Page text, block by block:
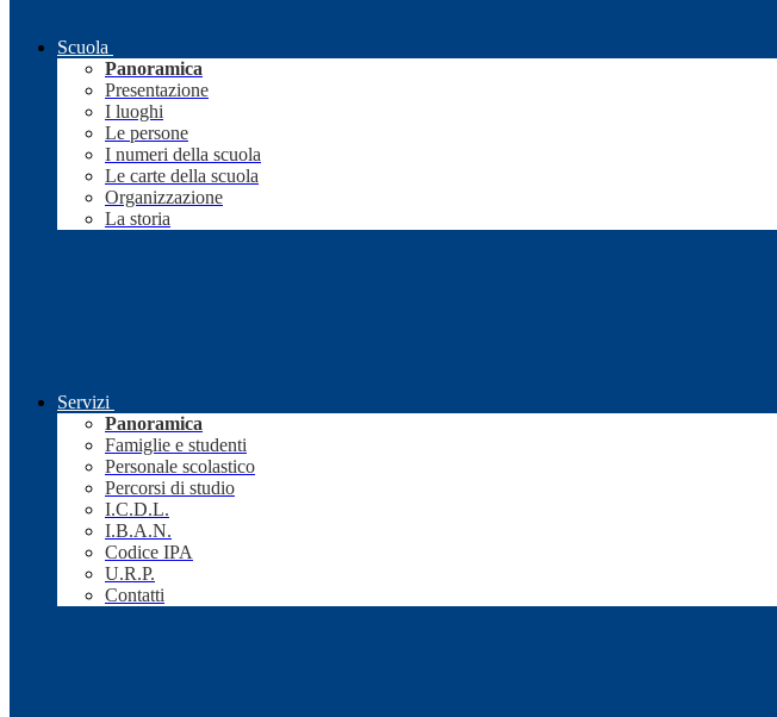
Scuola
Panoramica
Presentazione
I luoghi
Le persone
I numeri della scuola
Le carte della scuola
Organizzazione
La storia
Servizi
Panoramica
Famiglie e studenti
Personale scolastico
Percorsi di studio
I.C.D.L.
I.B.A.N.
Codice IPA
U.R.P.
Contatti